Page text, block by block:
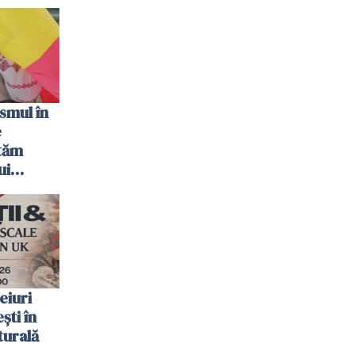
în
în